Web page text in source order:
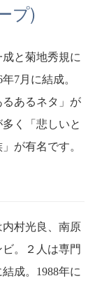
プ)
と菊地秀規に
7月に結成。
あるネタ」が
く「悲しいと
が有名です。
村光良、南原
。２人は専門
成。1988年に